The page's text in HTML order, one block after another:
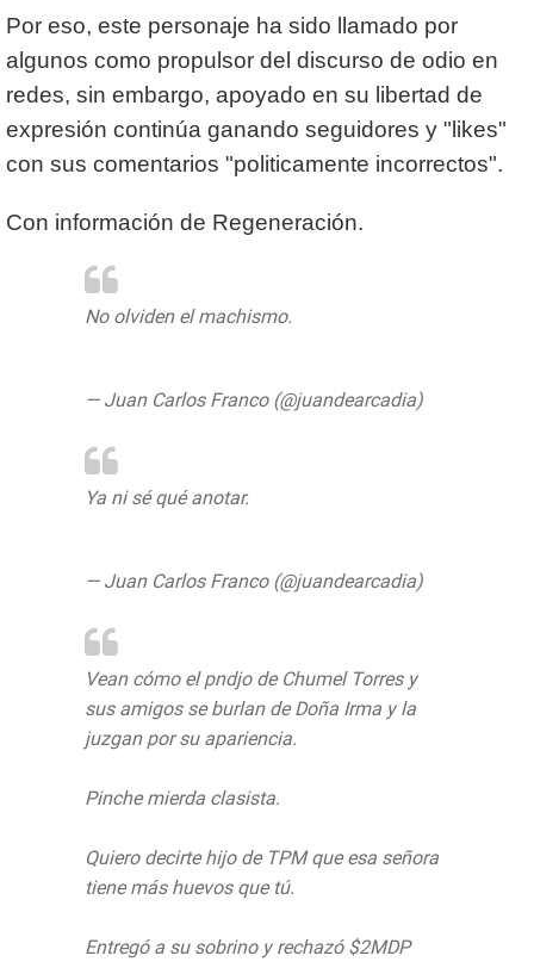
Por eso, este personaje ha sido llamado por
algunos como propulsor del discurso de odio en
redes, sin embargo, apoyado en su libertad de
expresión continúa ganando seguidores y "likes"
con sus comentarios "politicamente incorrectos".
Con información de Regeneración.
No olviden el machismo.
— Juan Carlos Franco (@juandearcadia)
Ya ni sé qué anotar.
— Juan Carlos Franco (@juandearcadia)
Vean cómo el pndjo de Chumel Torres y
sus amigos se burlan de Doña Irma y la
juzgan por su apariencia.
Pinche mierda clasista.
Quiero decirte hijo de TPM que esa señora
tiene más huevos que tú.
Entregó a su sobrino y rechazó $2MDP